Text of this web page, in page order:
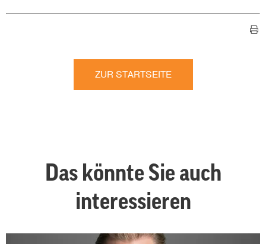
ZUR STARTSEITE
Das könnte Sie auch
interessieren